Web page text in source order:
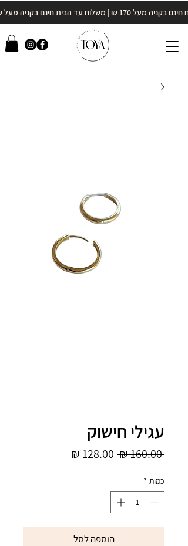
חינם בקניה מעל 170 ₪ | משלוח עד הבית חינם בקניה מעל 400₪
עגילי חישוק
‏160.00 ‏₪
מחיר
כמות *
הוספה לסל